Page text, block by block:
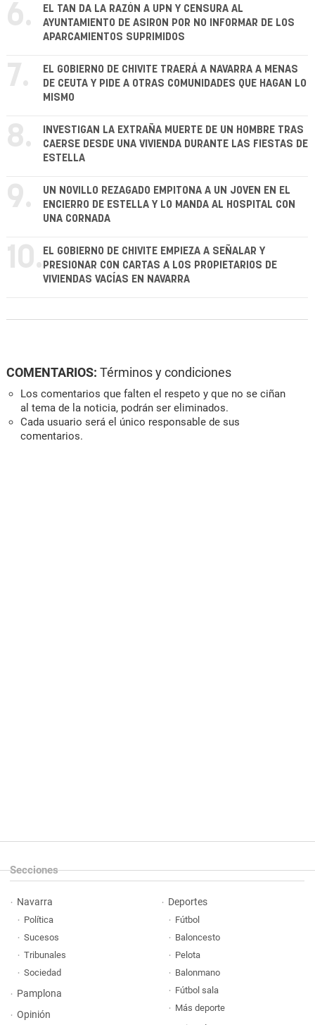
6.
EL TAN DA LA RAZÓN A UPN Y CENSURA AL
AYUNTAMIENTO DE ASIRON POR NO INFORMAR DE LOS
APARCAMIENTOS SUPRIMIDOS
7.
EL GOBIERNO DE CHIVITE TRAERÁ A NAVARRA A MENAS
DE CEUTA Y PIDE A OTRAS COMUNIDADES QUE HAGAN LO
MISMO
8.
INVESTIGAN LA EXTRAÑA MUERTE DE UN HOMBRE TRAS
CAERSE DESDE UNA VIVIENDA DURANTE LAS FIESTAS DE
ESTELLA
9.
UN NOVILLO REZAGADO EMPITONA A UN JOVEN EN EL
ENCIERRO DE ESTELLA Y LO MANDA AL HOSPITAL CON
UNA CORNADA
10. EL GOBIERNO DE CHIVITE EMPIEZA A SEÑALAR Y
PRESIONAR CON CARTAS A LOS PROPIETARIOS DE
VIVIENDAS VACÍAS EN NAVARRA
COMENTARIOS: Términos y condiciones
Los comentarios que falten el respeto y que no se ciñan
al tema de la noticia, podrán ser eliminados.
Cada usuario será el único responsable de sus
comentarios.
Secciones
Navarra
Política
Sucesos
Tribunales
Sociedad
Pamplona
Opinión
Deportes
Fútbol
Baloncesto
Pelota
Balonmano
Fútbol sala
Más deporte